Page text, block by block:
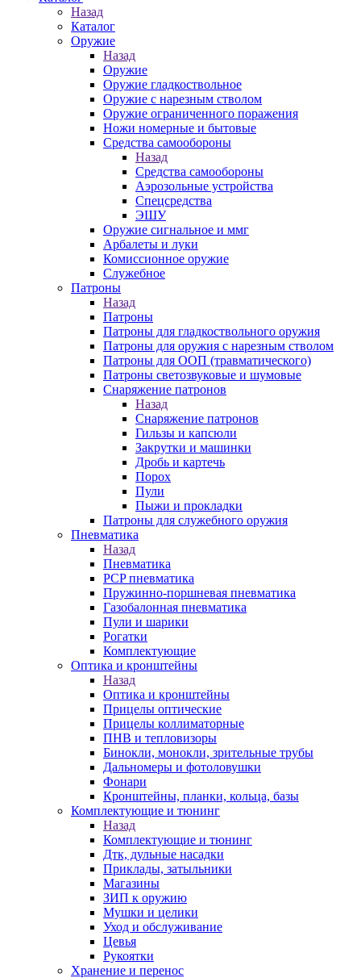
Назад
Каталог
Оружие
Назад
Оружие
Оружие гладкоствольное
Оружие с нарезным стволом
Оружие ограниченного поражения
Ножи номерные и бытовые
Средства самообороны
Назад
Средства самообороны
Аэрозольные устройства
Спецсредства
ЭШУ
Оружие сигнальное и ммг
Арбалеты и луки
Комиссионное оружие
Служебное
Патроны
Назад
Патроны
Патроны для гладкоствольного оружия
Патроны для оружия с нарезным стволом
Патроны для ООП (травматического)
Патроны светозвуковые и шумовые
Снаряжение патронов
Назад
Снаряжение патронов
Гильзы и капсюли
Закрутки и машинки
Дробь и картечь
Порох
Пули
Пыжи и прокладки
Патроны для служебного оружия
Пневматика
Назад
Пневматика
PCP пневматика
Пружинно-поршневая пневматика
Газобалонная пневматика
Пули и шарики
Рогатки
Комплектующие
Оптика и кронштейны
Назад
Оптика и кронштейны
Прицелы оптические
Прицелы коллиматорные
ПНВ и тепловизоры
Бинокли, монокли, зрительные трубы
Дальномеры и фотоловушки
Фонари
Кронштейны, планки, кольца, базы
Комплектующие и тюнинг
Назад
Комплектующие и тюнинг
Дтк, дульные насадки
Приклады, затыльники
Магазины
ЗИП к оружию
Мушки и целики
Уход и обслуживание
Цевья
Рукоятки
Хранение и перенос